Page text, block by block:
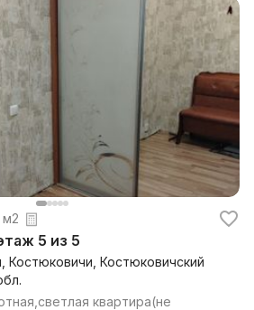
м2
5 из 5
Костюковичский
квартира(не